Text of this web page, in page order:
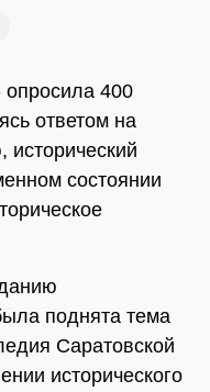
400
ответом на
состоянии
поднята тема
Саратовской
исторического